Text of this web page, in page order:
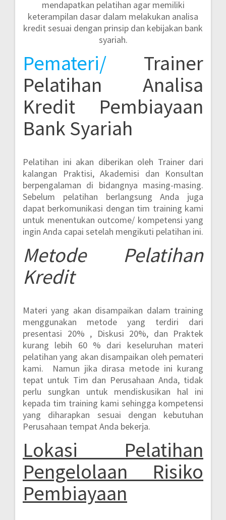
mendapatkan pelatihan agar memiliki
keterampilan dasar dalam melakukan analisa
kredit sesuai dengan prinsip dan kebijakan bank
syariah.
Pemateri/ Trainer
Pelatihan Analisa
Kredit Pembiayaan
Bank Syariah
Pelatihan ini akan diberikan oleh Trainer dari
kalangan Praktisi, Akademisi dan Konsultan
berpengalaman di bidangnya masing-masing.
Sebelum pelatihan berlangsung Anda juga
dapat berkomunikasi dengan tim training kami
untuk menentukan outcome/ kompetensi yang
ingin Anda capai setelah mengikuti pelatihan ini.
MetodePelatihan
Kredit
Materi yang akan disampaikan dalam training
menggunakan metode yang terdiri dari
presentasi 20% , Diskusi 20%, dan Praktek
kurang lebih 60 % dari keseluruhan materi
pelatihan yang akan disampaikan oleh pemateri
kami. Namun jika dirasa metode ini kurang
tepat untuk Tim dan Perusahaan Anda, tidak
perlu sungkan untuk mendiskusikan hal ini
kepada tim training kami sehingga kompetensi
yang diharapkan sesuai dengan kebutuhan
Perusahaan tempat Anda bekerja.
Lokasi Pelatihan
Pengelolaan Risiko
Pembiayaan